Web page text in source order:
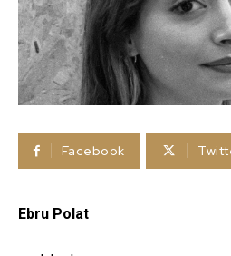
Facebook
Ebru Polat